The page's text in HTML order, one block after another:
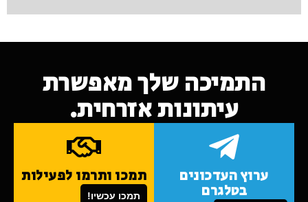
התמיכה שלך מאפשרת
עיתונות אזרחית.
ערוץ העדכונים
בטלגרם
תמכו ותרמו לפעילות
תמכו עכשיו!